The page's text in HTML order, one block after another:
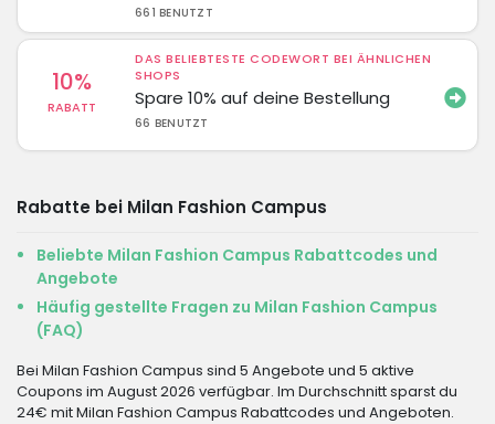
661 BENUTZT
10%
RABATT
DAS BELIEBTESTE CODEWORT BEI ÄHNLICHEN
SHOPS
Spare 10% auf deine Bestellung
66 BENUTZT
Rabatte bei Milan Fashion Campus
Beliebte Milan Fashion Campus Rabattcodes und
Angebote
Häufig gestellte Fragen zu Milan Fashion Campus
(FAQ)
Bei Milan Fashion Campus sind 5 Angebote und 5 aktive
Coupons im August 2026 verfügbar. Im Durchschnitt sparst du
24€ mit Milan Fashion Campus Rabattcodes und Angeboten.